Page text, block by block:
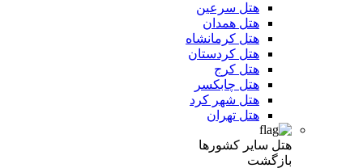
هتل سرعین
هتل همدان
هتل کرمانشاه
هتل کردستان
هتل کرج
هتل چابکسر
هتل شهر کرد
هتل تهران
هتل سایر کشورها
بازگشت